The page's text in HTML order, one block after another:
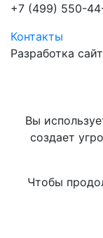
+7 (499) 550-
Контакты
Разработка
Вы
создает
Чтобы